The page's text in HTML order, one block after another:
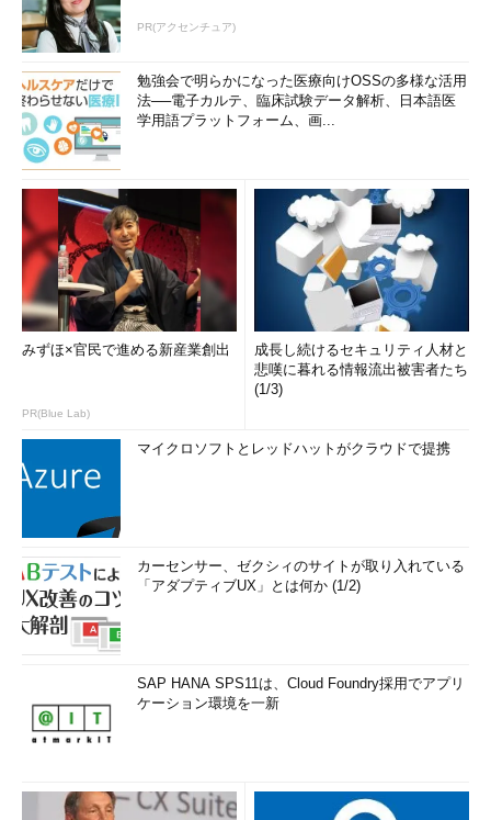
PR(アクセンチュア)
勉強会で明らかになった医療向けOSSの多様な活用
法──電子カルテ、臨床試験データ解析、日本語医
学用語プラットフォーム、画...
みずほ×官民で進める新産業創出
PR(Blue Lab)
成長し続けるセキュリティ人材と
悲嘆に暮れる情報流出被害者たち
(1/3)
マイクロソフトとレッドハットがクラウドで提携
カーセンサー、ゼクシィのサイトが取り入れている
「アダプティブUX」とは何か (1/2)
SAP HANA SPS11は、Cloud Foundry採用でアプリ
ケーション環境を一新